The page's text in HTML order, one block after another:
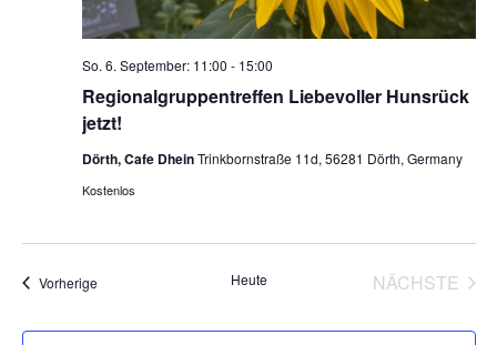
Regionalgruppentreffen Liebevoller Hunsrück
jetzt!
So. 6. September: 11:00 - 15:00
Dörth, Cafe DheinTrinkbornstraße 11d, 56281 Dörth, Germany
Kostenlos
VorherigeVeranstaltungen Heute NÄCHSTE